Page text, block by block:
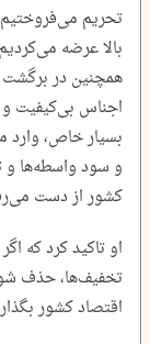
تحریم
بالا عرضه
همچنین در برگشت
اجناس بی‌کیفیت و
بسیار خاص،
و سود واسطه‌ها و
کشور از دست
او تاکید کرد که
تخفیف‌ها، حذف
اقتصاد کشور